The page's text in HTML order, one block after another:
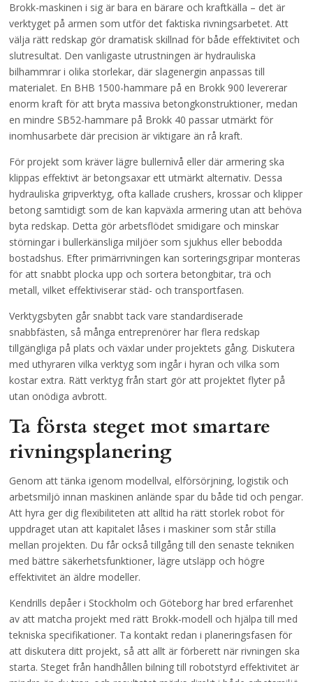
Brokk-maskinen i sig är bara en bärare och kraftkälla – det är
verktyget på armen som utför det faktiska rivningsarbetet. Att
välja rätt redskap gör dramatisk skillnad för både effektivitet och
slutresultat. Den vanligaste utrustningen är hydrauliska
bilhammrar i olika storlekar, där slagenergin anpassas till
materialet. En BHB 1500-hammare på en Brokk 900 levererar
enorm kraft för att bryta massiva betongkonstruktioner, medan
en mindre SB52-hammare på Brokk 40 passar utmärkt för
inomhusarbete där precision är viktigare än rå kraft.
För projekt som kräver lägre bullernivå eller där armering ska
klippas effektivt är betongsaxar ett utmärkt alternativ. Dessa
hydrauliska gripverktyg, ofta kallade crushers, krossar och klipper
betong samtidigt som de kan kapväxla armering utan att behöva
byta redskap. Detta gör arbetsflödet smidigare och minskar
störningar i bullerkänsliga miljöer som sjukhus eller bebodda
bostadshus. Efter primärrivningen kan sorteringsgripar monteras
för att snabbt plocka upp och sortera betongbitar, trä och
metall, vilket effektiviserar städ- och transportfasen.
Verktygsbyten går snabbt tack vare standardiserade
snabbfästen, så många entreprenörer har flera redskap
tillgängliga på plats och växlar under projektets gång. Diskutera
med uthyraren vilka verktyg som ingår i hyran och vilka som
kostar extra. Rätt verktyg från start gör att projektet flyter på
utan onödiga avbrott.
Ta första steget mot smartare
rivningsplanering
Genom att tänka igenom modellval, elförsörjning, logistik och
arbetsmiljö innan maskinen anlände spar du både tid och pengar.
Att hyra ger dig flexibiliteten att alltid ha rätt storlek robot för
uppdraget utan att kapitalet låses i maskiner som står stilla
mellan projekten. Du får också tillgång till den senaste tekniken
med bättre säkerhetsfunktioner, lägre utsläpp och högre
effektivitet än äldre modeller.
Kendrills depåer i Stockholm och Göteborg har bred erfarenhet
av att matcha projekt med rätt Brokk-modell och hjälpa till med
tekniska specifikationer. Ta kontakt redan i planeringsfasen för
att diskutera ditt projekt, så att allt är förberett när rivningen ska
starta. Steget från handhållen bilning till robotstyrd effektivitet är